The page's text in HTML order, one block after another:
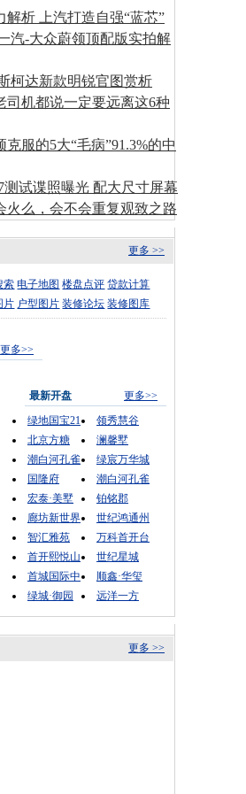
解析 上汽打造自强“蓝芯”
汽-大众蔚领顶配版实拍解
柯达新款明锐官图赏析
司机都说一定要远离这6种
服的5大“毛病”91.3%的中
测试谍照曝光 配大尺寸屏幕
火么，会不会重复观致之路
更多 >>
索 电子地图 楼盘点评 贷款计算
片 户型图片 装修论坛 装修图库
更多>>
最新开盘
更多>>
绿地国宝21
领秀慧谷
北京方糖
澜馨墅
潮白河孔雀
绿宸万华城
国隆府
潮白河孔雀
宏泰·美墅
铂铭郡
廊坊新世界
世纪鸿通州
智汇雅苑
万科首开台
首开熙悦山
世纪星城
首城国际中
顺鑫·华玺
绿城·御园
远洋一方
更多 >>